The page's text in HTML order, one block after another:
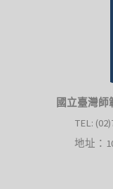
國立臺灣師
TEL:
地址：